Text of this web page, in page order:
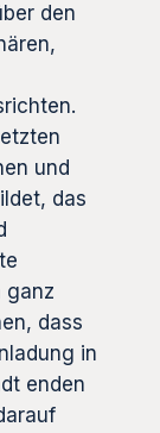
den
und
das
ganz
dass
in
enden